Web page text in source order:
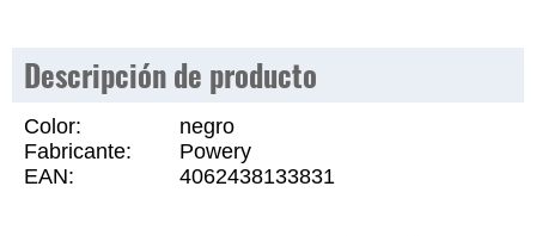
Descripción de producto
Color:
negro
Fabricante:
Powery
EAN:
4062438133831